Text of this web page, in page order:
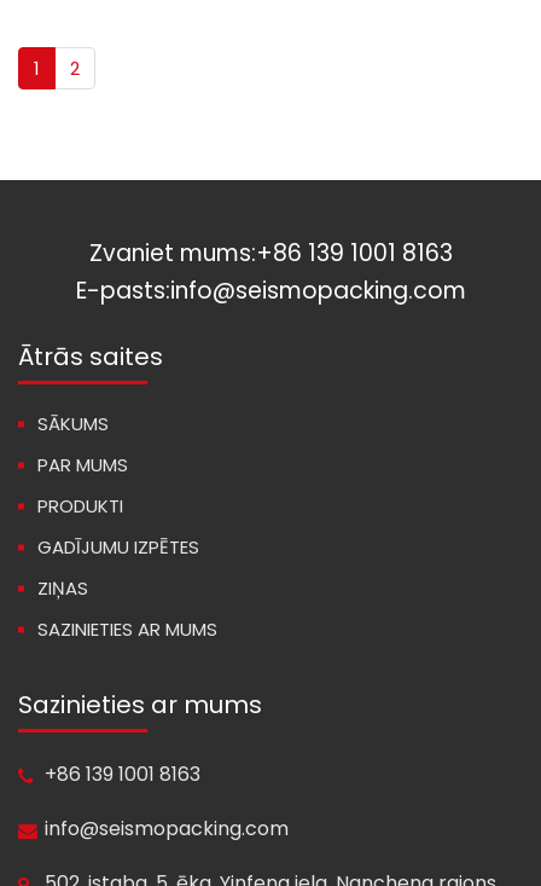
1 2
Zvaniet mums:+86 139 1001 8163
E-pasts:info@seismopacking.com
Ātrās saites
SĀKUMS
PAR MUMS
PRODUKTI
GADĪJUMU IZPĒTES
ZIŅAS
SAZINIETIES AR MUMS
Sazinieties ar mums
+86 139 1001 8163
info@seismopacking.com